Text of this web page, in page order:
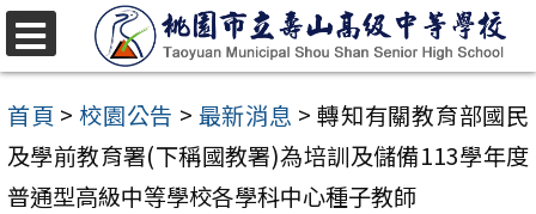
跳
至
主
要
內
首頁 > 校園公告 > 最新消息 > 轉知有關教育部國民
及學前教育署(下稱國教署)為培訓及儲備113學年度
普通型高級中等學校各學科中心種子教師
選
單